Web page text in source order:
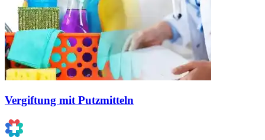
Vergiftung mit Putzmitteln